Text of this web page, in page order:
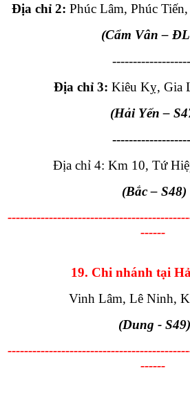
Địa chỉ 2: Phúc Lâm, Phúc
(Cẩm Vân –
Địa chỉ 3: Kiêu Kỵ, Gia
(Hải Yến –
Địa chỉ 4: Km 10, Tứ
(Bắc– S48)
------
19. Chi nhánh tại
Vinh Lâm, Lê Ninh,
(Dung - S49)
------